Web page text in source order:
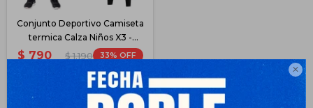

Conjunto Deportivo Camiseta
termica Calza Niños X3 -
Negro
$ 790 $ 1.190 33
$ 593
$ 593